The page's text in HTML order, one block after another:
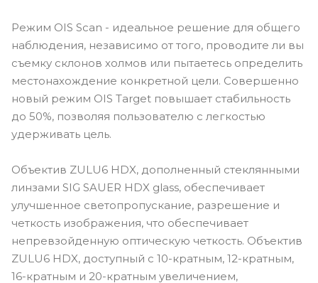
Режим OIS Scan - идеальное решение для общего
наблюдения, независимо от того, проводите ли вы
съемку склонов холмов или пытаетесь определить
местонахождение конкретной цели. Совершенно
новый режим OIS Target повышает стабильность
до 50%, позволяя пользователю с легкостью
удерживать цель.
Объектив ZULU6 HDX, дополненный стеклянными
линзами SIG SAUER HDX glass, обеспечивает
улучшенное светопропускание, разрешение и
четкость изображения, что обеспечивает
непревзойденную оптическую четкость. Объектив
ZULU6 HDX, доступный с 10-кратным, 12-кратным,
16-кратным и 20-кратным увеличением,